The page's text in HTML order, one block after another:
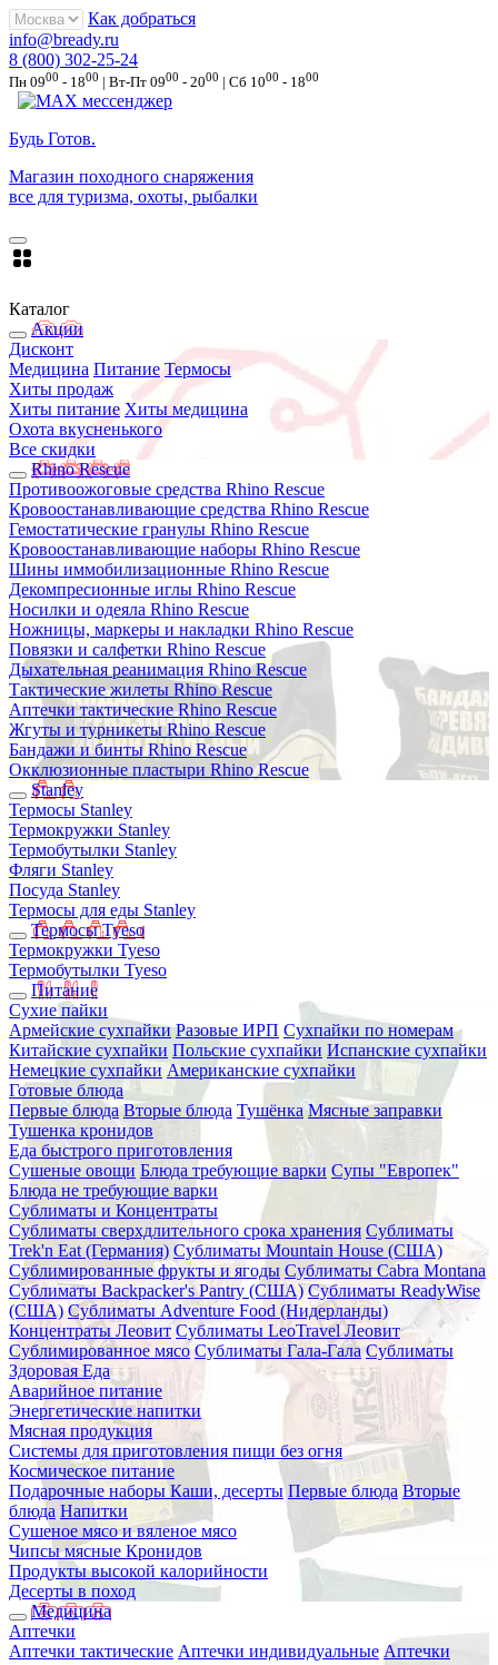
Как добраться
info@bready.ru
8 (800) 302-25-24
Пн 0900 - 1800 | Вт-Пт 0900 - 2000 | Сб 1000 - 1800
Будь Готов.
Магазин походного снаряжения
все для туризма, охоты, рыбалки
Каталог
Акции
Дисконт
Медицина Питание Термосы
Хиты продаж
Хиты питание Хиты медицина
Охота вкусненького
Все скидки
Rhino Rescue
Противоожоговые средства Rhino Rescue
Кровоостанавливающие средства Rhino Rescue
Гемостатические гранулы Rhino Rescue
Кровоостанавливающие наборы Rhino Rescue
Шины иммобилизационные Rhino Rescue
Декомпресионные иглы Rhino Rescue
Носилки и одеяла Rhino Rescue
Ножницы, маркеры и накладки Rhino Rescue
Повязки и салфетки Rhino Rescue
Дыхательная реанимация Rhino Rescue
Тактические жилеты Rhino Rescue
Аптечки тактические Rhino Rescue
Жгуты и турникеты Rhino Rescue
Бандажи и бинты Rhino Rescue
Окклюзионные пластыри Rhino Rescue
Stanley
Термосы Stanley
Термокружки Stanley
Термобутылки Stanley
Фляги Stanley
Посуда Stanley
Термосы для еды Stanley
Термосы Tyeso
Термокружки Tyeso
Термобутылки Tyeso
Питание
Сухие пайки
Армейские сухпайки Разовые ИРП Сухпайки по номерам
Китайские сухпайки Польские сухпайки Испанские сухпайки
Немецкие сухпайки Американские сухпайки
Готовые блюда
Первые блюда Вторые блюда Тушёнка Мясные заправки
Тушенка кронидов
Еда быстрого приготовления
Сушеные овощи Блюда требующие варки Супы "Европек"
Блюда не требующие варки
Сублиматы и Концентраты
Сублиматы сверхдлительного срока хранения Сублиматы
Trek'n Eat (Германия) Сублиматы Mountain House (США)
Сублимированные фрукты и ягоды Сублиматы Cabra Montana
Сублиматы Backpacker's Pantry (США) Сублиматы ReadyWise
(США) Сублиматы Adventure Food (Нидерланды)
Концентраты Леовит Сублиматы LeoTravel Леовит
Сублимированное мясо Сублиматы Гала-Гала Сублиматы
Здоровая Еда
Аварийное питание
Энергетические напитки
Мясная продукция
Системы для приготовления пищи без огня
Космическое питание
Подарочные наборы Каши, десерты Первые блюда Вторые
блюда Напитки
Сушеное мясо и вяленое мясо
Чипсы мясные Кронидов
Продукты высокой калорийности
Десерты в поход
Медицина
Аптечки
Аптечки тактические Аптечки индивидуальные Аптечки